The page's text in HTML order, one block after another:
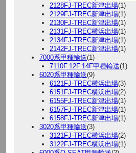
2128FJ-TREC新津出場(1)
2129FJ-TREC新津出場(1)
2130FJ-TREC新津出場(1)
2131FJ-TREC横浜出場(1)
2134FJ-TREC新津出場(1)
2142FJ-TREC新津出場(1)
7000系甲種輸送(1)
7110F.12F.14F甲種輸送(1)
6020系甲種輸送(9)
6121FJ-TREC横浜出場(3)
6151FJ-TREC横浜出場(2)
6155FJ-TREC新津出場(1)
6157FJ-TREC新津出場(1)
6158FJ-TREC新津出場(1)
3020系甲種輸送(3)
3121FJ-TREC横浜出場(2)
3122FJ-TREC横浜出場(1)